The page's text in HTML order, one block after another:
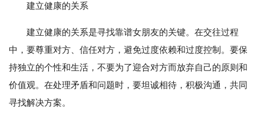
建立健康的关系
建立健康的关系是寻找靠谱女朋友的关键。在交往过程
中，要尊重对方、信任对方，避免过度依赖和过度控制。要保
持独立的个性和生活，不要为了迎合对方而放弃自己的原则和
价值观。在处理矛盾和问题时，要坦诚相待，积极沟通，共同
寻找解决方案。